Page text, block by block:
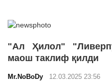
"Ал Ҳилол"
маош таклиф қилди
Mr.NoBoDy 12.03.2025 23:56